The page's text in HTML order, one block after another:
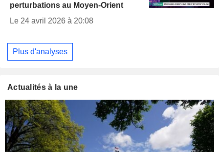
perturbations au Moyen-Orient
Le 24 avril 2026 à 20:08
Plus d'analyses
Actualités à la une